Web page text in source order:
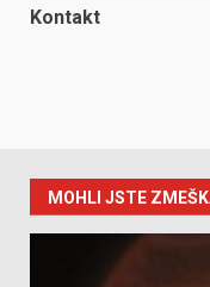
Kontakt
MOHLI JSTE